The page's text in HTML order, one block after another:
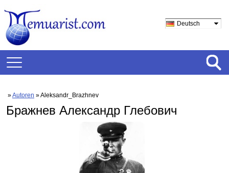
Deutsch
»Autoren » Aleksandr_Brazhnev
Бражнев Александр Глебович